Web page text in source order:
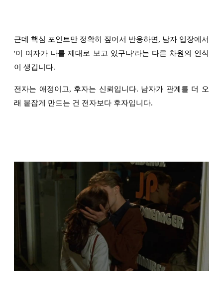
근데 핵심 포인트만 정확히 짚어서 반응하면, 남자 입장에서
'이 여자가 나를 제대로 보고 있구나'라는 다른 차원의 인식
이 생깁니다.
전자는 애정이고, 후자는 신뢰입니다. 남자가 관계를 더 오
래 붙잡게 만드는 건 전자보다 후자입니다.